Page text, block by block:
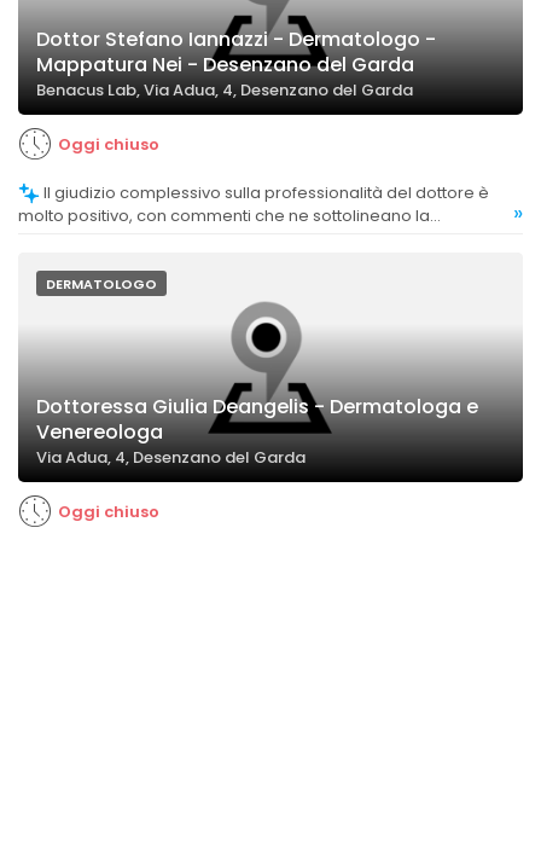
Dottor Stefano Iannazzi - Dermatologo -
Mappatura Nei - Desenzano del Garda
Benacus Lab, Via Adua, 4, Desenzano del Garda
Oggi chiuso
molto positivo, con commenti che ne sottolineano la
»
DERMATOLOGO
Dottoressa Giulia Deangelis - Dermatologa e
Venereologa
Via Adua, 4, Desenzano del Garda
Oggi chiuso